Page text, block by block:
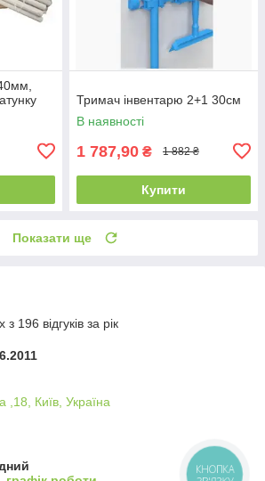
Тримач інвентарю 2+1 30см
В наявності
1 787,90 ₴ 1 882 ₴
Купити
Показати ще
196 відгуків за рік
,18, Київ, Україна
КНОПКА